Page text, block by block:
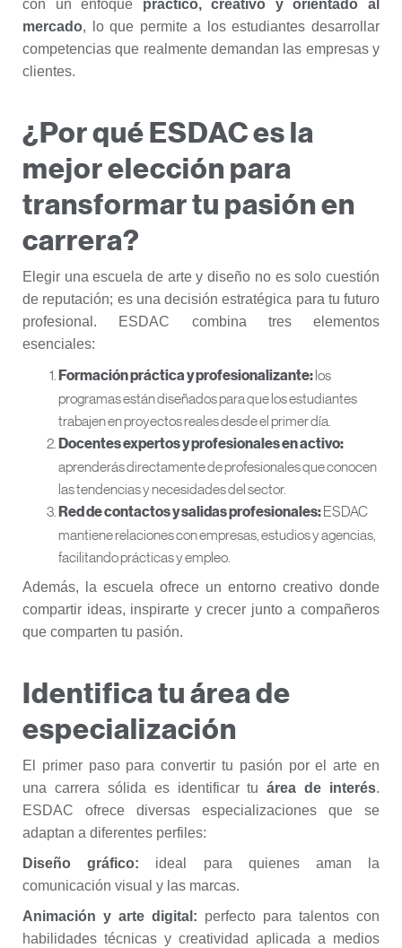
con un enfoque práctico, creativo y orientado al
mercado, lo que permite a los estudiantes desarrollar
competencias que realmente demandan las empresas y
clientes.
¿Por qué ESDAC es la
mejor elección para
transformar tu pasión en
carrera?
Elegir una escuela de arte y diseño no es solo cuestión
de reputación; es una decisión estratégica para tu futuro
profesional. ESDAC combina tres elementos
esenciales:
Formación práctica y profesionalizante:los
programas están diseñados para que los estudiantes
trabajen en proyectos reales desde el primer día.
Docentes expertos y profesionales en activo:
aprenderás directamente de profesionales que conocen
las tendencias y necesidades del sector.
Red de contactos y salidas profesionales:ESDAC
mantiene relaciones con empresas, estudios y agencias,
facilitando prácticas y empleo.
Además, la escuela ofrece un entorno creativo donde
compartir ideas, inspirarte y crecer junto a compañeros
que comparten tu pasión.
Identifica tu área de
especialización
El primer paso para convertir tu pasión por el arte en
una carrera sólida es identificar tuárea de interés.
ESDAC ofrece diversas especializaciones que se
adaptan a diferentes perfiles:
Diseño gráfico: ideal para quienes aman la
comunicación visual y las marcas.
Animación y arte digital: perfecto para talentos con
habilidades técnicas y creatividad aplicada a medios